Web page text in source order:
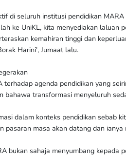
di seluruh institusi pendidikan
ke UniKL, kita menyediakan laluan
kemahiran tinggi dan
Harini', Jumaat lalu.
terhadap agenda pendidikan yang
bahawa transformasi menyeluruh
dalam konteks pendidikan sebab
pasaran masa akan datang dan
bukan sahaja menyumbang kepada